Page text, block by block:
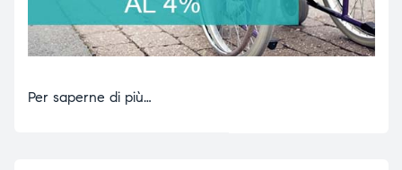
Per saperne di più…